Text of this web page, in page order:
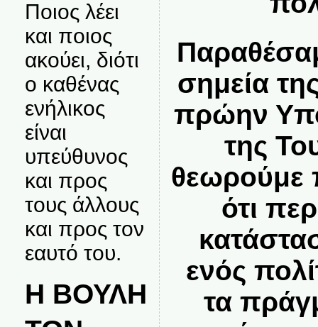
Ποιος λέει
και ποιος
ακούει, διότι
ο καθένας
ενήλικος
είναι
υπεύθυνος
και προς
τους άλλους
και προς τον
εαυτό του.
Η ΒΟΥΛΗ
σημεία
πρώην
της
θεωρούμε
ότι
ενός
τα